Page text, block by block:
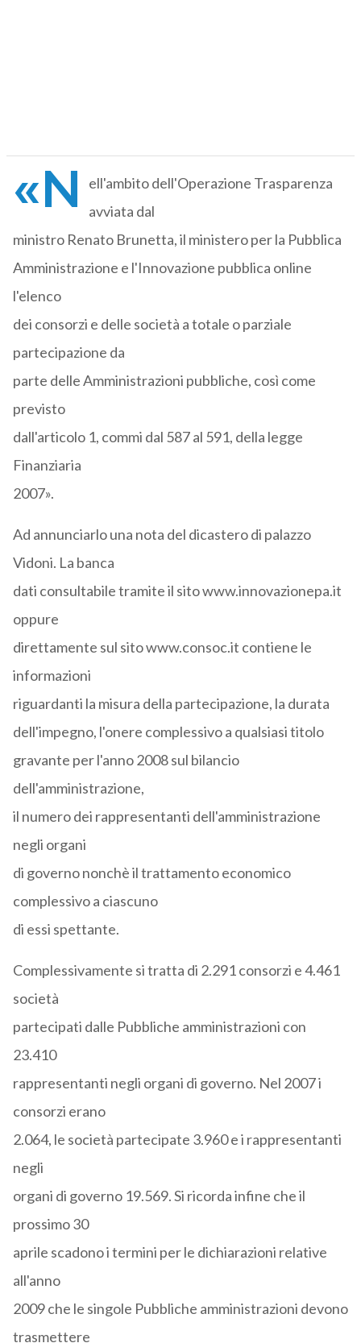
«N
ell'ambito dell'Operazione Trasparenza
avviata dal
ministro Renato Brunetta, il ministero per la Pubblica
Amministrazione e l'Innovazione pubblica online
l'elenco
dei consorzi e delle società a totale o parziale
partecipazione da
parte delle Amministrazioni pubbliche, così come
previsto
dall'articolo 1, commi dal 587 al 591, della legge
Finanziaria
2007».
Ad annunciarlo una nota del dicastero di palazzo
Vidoni. La banca
dati consultabile tramite il sito www.innovazionepa.it
oppure
direttamente sul sito www.consoc.it contiene le
informazioni
riguardanti la misura della partecipazione, la durata
dell'impegno, l'onere complessivo a qualsiasi titolo
gravante per l'anno 2008 sul bilancio
dell'amministrazione,
il numero dei rappresentanti dell'amministrazione
negli organi
di governo nonchè il trattamento economico
complessivo a ciascuno
di essi spettante.
Complessivamente si tratta di 2.291 consorzi e 4.461
società
partecipati dalle Pubbliche amministrazioni con
23.410
rappresentanti negli organi di governo. Nel 2007 i
consorzi erano
2.064, le società partecipate 3.960 e i rappresentanti
negli
organi di governo 19.569. Si ricorda infine che il
prossimo 30
aprile scadono i termini per le dichiarazioni relative
all'anno
2009 che le singole Pubbliche amministrazioni devono
trasmettere